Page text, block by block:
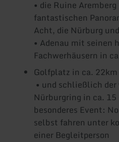
• die Ruine
fantastischen
Acht, die Nürburg
• Adenau mit seinen
Fachwerhäusern in
Golfplatz in ca.
• und schließlich
Nürburgring in ca.
besonderes Event:
selbst fahren unter
einer Begleitperson